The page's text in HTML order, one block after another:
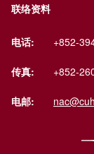
联络资料
电话: +852-
传真: +852-
电邮: